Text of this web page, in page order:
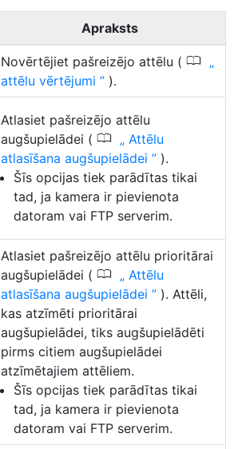
Apraksts
Novērtējiet pašreizējo attēlu ( 0
attēlu vērtējumi ).
Atlasiet pašreizējo attēlu
augšupielādei ( 0
Attēlu
atlasīšana augšupielādei
).
Šīs opcijas tiek parādītas tikai
tad, ja kamera ir pievienota
datoram vai FTP serverim.
Atlasiet pašreizējo attēlu prioritārai
augšupielādei ( 0
Attēlu
atlasīšana augšupielādei
). Attēli,
kas atzīmēti prioritārai
augšupielādei, tiks augšupielādēti
pirms citiem augšupielādei
atzīmētajiem attēliem.
Šīs opcijas tiek parādītas tikai
tad, ja kamera ir pievienota
datoram vai FTP serverim.